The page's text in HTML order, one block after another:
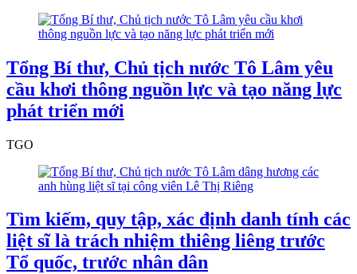
Tổng Bí thư, Chủ tịch nước Tô Lâm yêu
cầu khơi thông nguồn lực và tạo năng lực
phát triển mới
TGO
Tìm kiếm, quy tập, xác định danh tính các
liệt sĩ là trách nhiệm thiêng liêng trước
Tổ quốc, trước nhân dân